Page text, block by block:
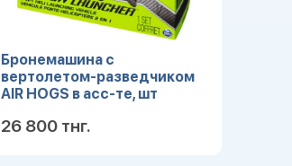
Бронемашина с
вертолетом-разведчиком
AIR HOGS в асс-те, шт
26 800 тнг.